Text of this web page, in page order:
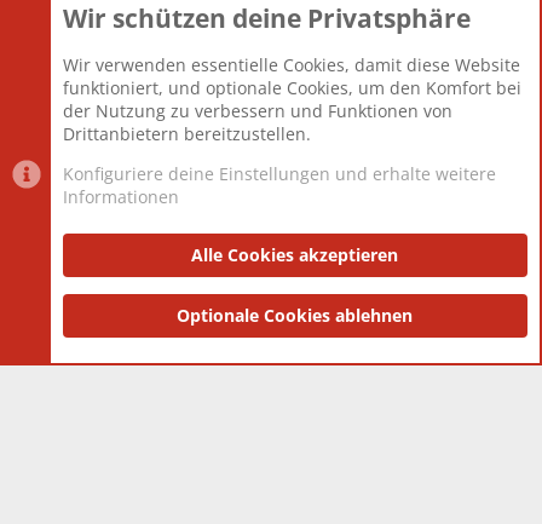
Themen
Mitglieder
12.425
Neuestes Mitglied
Toddster85
Datenschutzerklärung Impressum
Community platform by XenForo® © 2010-2025 XenForo Ltd.
and add-ons by ThemeHouse
Wir schützen deine Privatsphäre
Wir verwenden essentielle Cookies, damit diese Website
funktioniert, und optionale Cookies, um den Komfort bei
der Nutzung zu verbessern und Funktionen von
Drittanbietern bereitzustellen.
Konfiguriere deine Einstellungen und erhalte weitere
Informationen
Alle Cookies akzeptieren
Optionale Cookies ablehnen